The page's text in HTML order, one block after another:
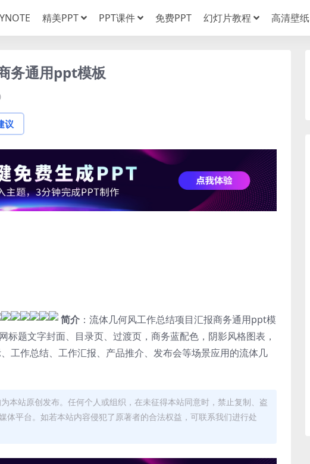
精美PPT PPT课件 免费PPT 幻灯片教程 高清壁纸
务通用ppt模板
议
简介 ：流体几何风工作总结项目汇报商务通用ppt模
题文字封面、目录页、过渡页，商务蓝配色，阴影风格图表，
工作总结、工作汇报、产品推介、发布会等场景应用的流体几
本站原创发布。任何个人或组织，在未征得本站同意时，禁止复制、盗
体平台。如若本站内容侵犯了原著者的合法权益，可联系我们进行处